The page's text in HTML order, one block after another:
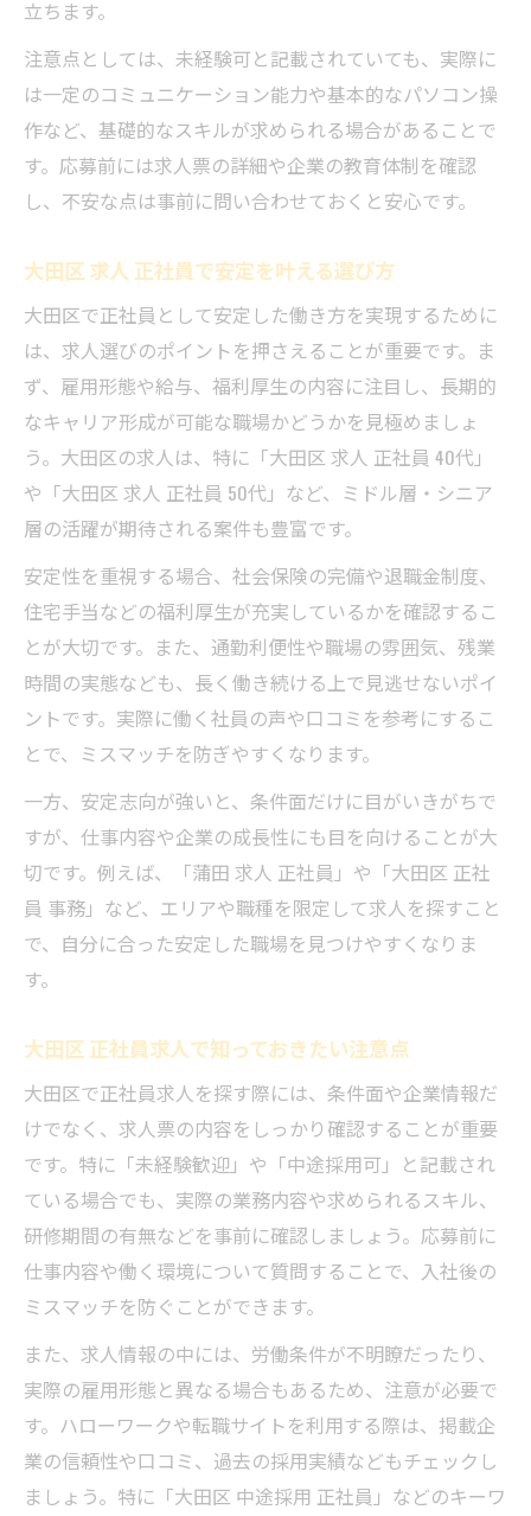
立ちます。
注意点としては、未経験可と記載されていても、実際に
は一定のコミュニケーション能力や基本的なパソコン操
作など、基礎的なスキルが求められる場合があることで
す。応募前には求人票の詳細や企業の教育体制を確認
し、不安な点は事前に問い合わせておくと安心です。
大田区 求人 正社員で安定を叶える選び方
大田区で正社員として安定した働き方を実現するために
は、求人選びのポイントを押さえることが重要です。ま
ず、雇用形態や給与、福利厚生の内容に注目し、長期的
なキャリア形成が可能な職場かどうかを見極めましょ
う。大田区の求人は、特に「大田区 求人 正社員 40代」
や「大田区 求人 正社員 50代」など、ミドル層・シニア
層の活躍が期待される案件も豊富です。
安定性を重視する場合、社会保険の完備や退職金制度、
住宅手当などの福利厚生が充実しているかを確認するこ
とが大切です。また、通勤利便性や職場の雰囲気、残業
時間の実態なども、長く働き続ける上で見逃せないポイ
ントです。実際に働く社員の声や口コミを参考にするこ
とで、ミスマッチを防ぎやすくなります。
一方、安定志向が強いと、条件面だけに目がいきがちで
すが、仕事内容や企業の成長性にも目を向けることが大
切です。例えば、「蒲田 求人 正社員」や「大田区 正社
員 事務」など、エリアや職種を限定して求人を探すこと
で、自分に合った安定した職場を見つけやすくなりま
す。
大田区 正社員求人で知っておきたい注意点
大田区で正社員求人を探す際には、条件面や企業情報だ
けでなく、求人票の内容をしっかり確認することが重要
です。特に「未経験歓迎」や「中途採用可」と記載され
ている場合でも、実際の業務内容や求められるスキル、
研修期間の有無などを事前に確認しましょう。応募前に
仕事内容や働く環境について質問することで、入社後の
ミスマッチを防ぐことができます。
また、求人情報の中には、労働条件が不明瞭だったり、
実際の雇用形態と異なる場合もあるため、注意が必要で
す。ハローワークや転職サイトを利用する際は、掲載企
業の信頼性や口コミ、過去の採用実績などもチェックし
ましょう。特に「大田区 中途採用 正社員」などのキーワ